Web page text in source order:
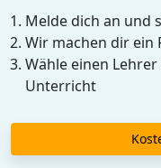
Melde dich an und
Wir machen dir ein
Wähle einen
Unterricht